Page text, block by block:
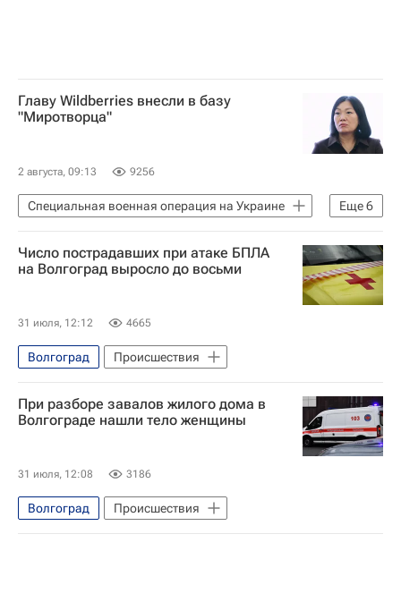
Главу Wildberries внесли в базу
"Миротворца"
2 августа, 09:13 9256
Еще6
Специальная военная операция на Украине
Россия
Московская область (Подмосковье)
Татьяна Ким (Бакальчук)
Вайлдберриз (Wildberries)
Следственный комитет России (СК РФ)
Число пострадавших при атаке БПЛА
на Волгоград выросло до восьми
31 июля, 12:12 4665
Волгоград Происшествия
При разборе завалов жилого дома в
Волгограде нашли тело женщины
31 июля, 12:08 3186
Волгоград Происшествия